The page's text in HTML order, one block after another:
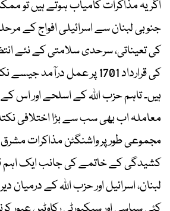
اگر یہ مذاکرات کامیاب ہوتے ہیں تو
جنوبی لبنان سے اسرائیلی افواج کے مرحلہ
کی تعیناتی، سرحدی سلامتی کے نئے
کی قرارداد 1701 پر عمل
ہیں۔ تاہم حزب اللہ کے اسلحے اور اس
معاملہ اب بھی سب سے بڑا اختلافی
مجموعی طور پر واشنگٹن مذاکرات
کشیدگی کے خاتمے کی جانب ایک اہم
لبنان، اسرائیل اور حزب اللہ کے درمیان